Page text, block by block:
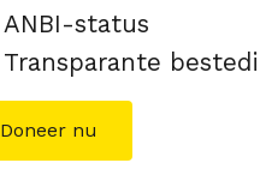
ANBI-status
Transparante
Doneer nu